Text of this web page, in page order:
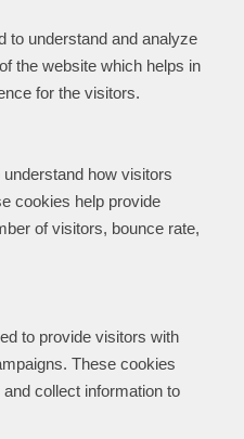
to understand and analyze
the website which helps in
for the visitors.
how visitors
cookies help provide
of visitors, bounce rate,
to provide visitors with
These cookies
collect information to